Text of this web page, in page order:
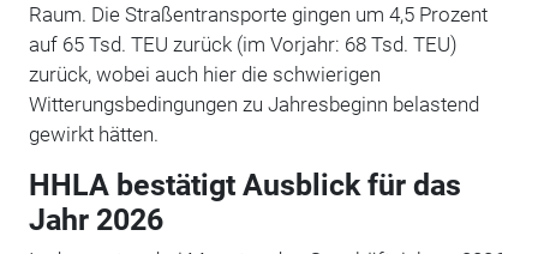
Raum. Die Straßentransporte gingen um 4,5 Prozent
auf 65 Tsd. TEU zurück (im Vorjahr: 68 Tsd. TEU)
zurück, wobei auch hier die schwierigen
Witterungsbedingungen zu Jahresbeginn belastend
gewirkt hätten.
HHLA bestätigt Ausblick für das
Jahr 2026